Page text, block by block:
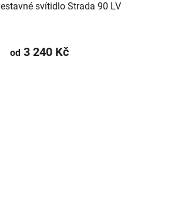
svítidlo Strada 90 LV
od 3 240 Kč